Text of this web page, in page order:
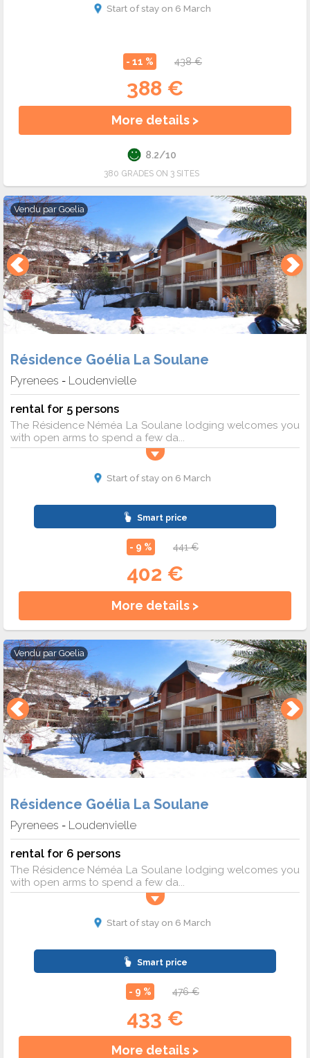
Start of stay on 6 March
- 11 % 438 €
388 €
More details >
8.2/10
380 GRADES ON 3 SITES
Vendu par Goelia
Résidence Goélia La Soulane
Pyrenees - Loudenvielle
rental for 5 persons
The Résidence Néméa La Soulane lodging welcomes you
with open arms to spend a few da...
Start of stay on 6 March
Smart price
- 9 % 441 €
402 €
More details >
Vendu par Goelia
Résidence Goélia La Soulane
Pyrenees - Loudenvielle
rental for 6 persons
The Résidence Néméa La Soulane lodging welcomes you
with open arms to spend a few da...
Start of stay on 6 March
Smart price
- 9 % 476 €
433 €
More details >